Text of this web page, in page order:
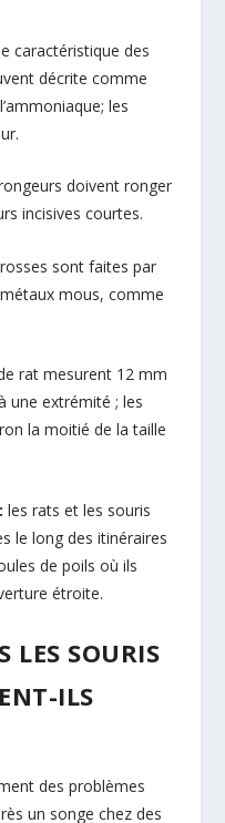
caractéristique des
décrite comme
les
doivent ronger
incisives courtes.
sont faites par
mous, comme
rat mesurent 12 mm
une extrémité ; les
la moitié de la taille
les rats et les souris
le long des itinéraires
de poils où ils
étroite.
LES SOURIS
ILS
des problèmes
un songe chez des